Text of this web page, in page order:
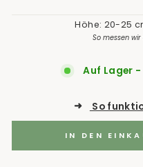
Höhe: 20-25
So messen wir
Auf Lager -
➜ So
IN DEN